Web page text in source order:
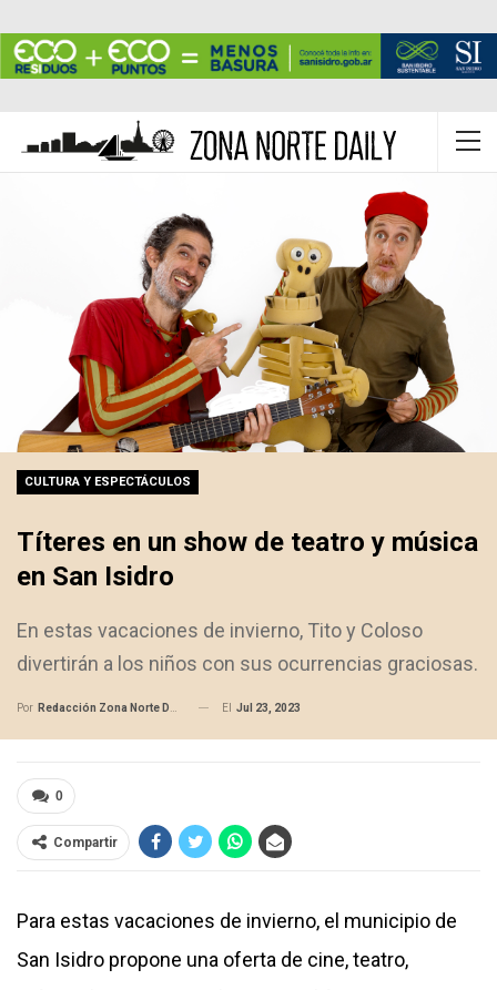
CULTURA Y ESPECTÁCULOS
Títeres en un show de teatro y música
en San Isidro
En estas vacaciones de invierno, Tito y Coloso
divertirán a los niños con sus ocurrencias graciosas.
Por Redacción Zona Norte Daily El Jul 23, 2023
0
Compartir
Para estas vacaciones de invierno, el municipio de
San Isidro propone una oferta de cine, teatro,